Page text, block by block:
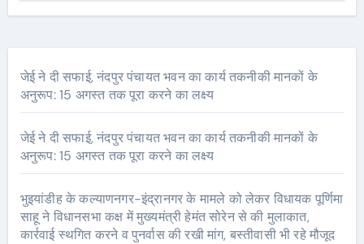
जेई ने दी सफाई, नंदपुर पंचायत भवन का कार्य तकनीकी मानकों के
अनुरूप: 15 अगस्त तक पूरा करने का लक्ष्य
जेई ने दी सफाई, नंदपुर पंचायत भवन का कार्य तकनीकी मानकों के
अनुरूप: 15 अगस्त तक पूरा करने का लक्ष्य
भुइयांडीह के कल्याणनगर-इंद्रानगर के मामले को लेकर विधायक पूर्णिमा
साहू ने विधानसभा कक्ष में मुख्यमंत्री हेमंत सोरेन से की मुलाकात,
कार्रवाई स्थगित करने व पुनर्वास की रखी मांग, बस्तीवासी भी रहे मौजूद